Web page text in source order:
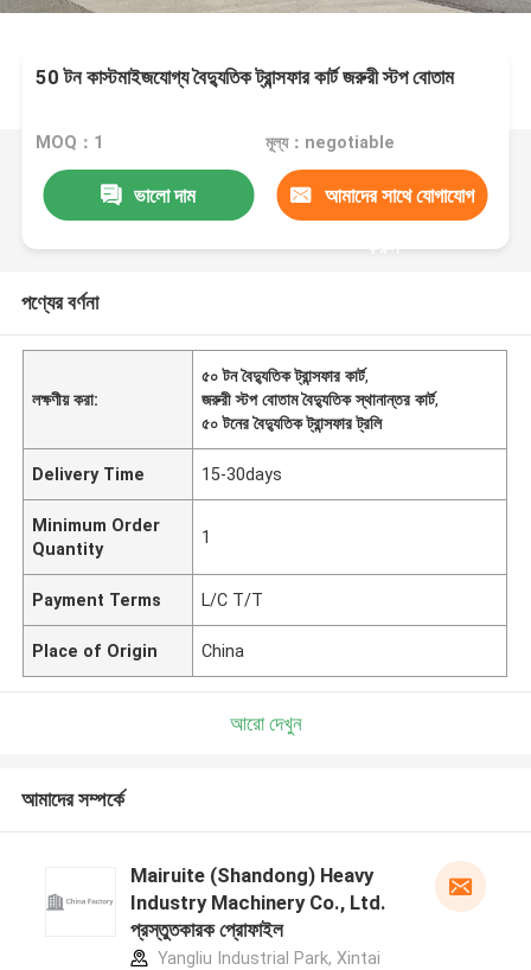
50 টন কাস্টমাইজযোগ্য বৈদ্যুতিক ট্রান্সফার কার্ট জরুরী স্টপ বোতাম
MOQ：1 মূল্য：negotiable
ভালো দাম আমাদের সাথে যোগাযোগ
করুন
পণ্যের বর্ণনা
লক্ষণীয় করা:
৫০ টন বৈদ্যুতিক ট্রান্সফার কার্ট,
জরুরী স্টপ বোতাম বৈদ্যুতিক স্থানান্তর কার্ট,
৫০ টনের বৈদ্যুতিক ট্রান্সফার ট্রলি
Delivery Time 15-30days
Minimum Order
Quantity
1
Payment Terms L/C T/T
Place of Origin China
আরো দেখুন
আমাদের সম্পর্কে
Mairuite (Shandong) Heavy
Industry Machinery Co., Ltd.
প্রস্তুতকারক প্রোফাইল
Yangliu Industrial Park, Xintai